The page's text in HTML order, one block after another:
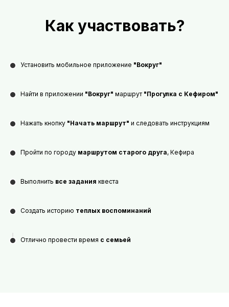
Как участвовать?
Установить мобильное приложение "Вокруг"
Найти в приложении "Вокруг" маршрут "Прогулка с Кефиром"
Нажать кнопку "Начать маршрут" и следовать инструкциям
Пройти по городу маршрутом старого друга, Кефира
Выполнить все задания квеста
Создать историю теплых воспоминаний
Отлично провести время с семьей